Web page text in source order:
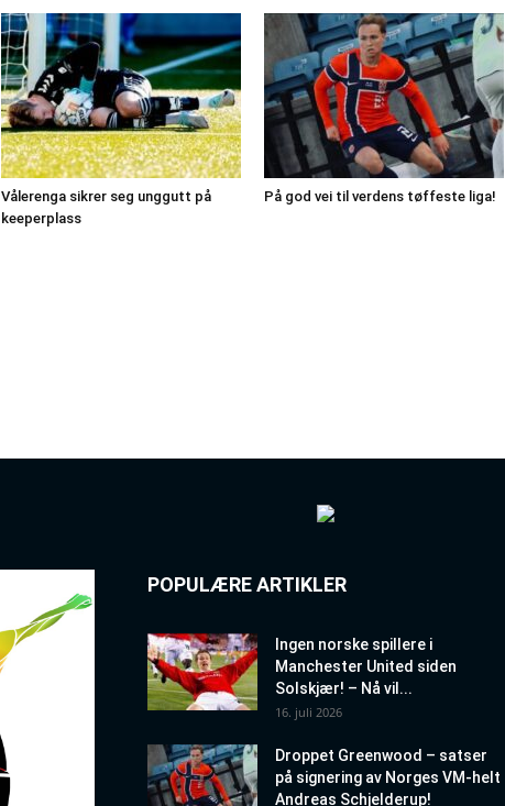
Vålerenga sikrer seg unggutt på
keeperplass
På god vei til verdens tøffeste liga!
POPULÆRE ARTIKLER
Ingen norske spillere i
Manchester United siden
Solskjær! – Nå vil...
16. juli 2026
Droppet Greenwood – satser
på signering av Norges VM-helt
Andreas Schjelderup!